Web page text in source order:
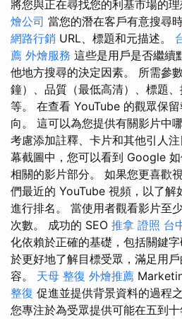
將您與正在尋找您的利基市場的
燴公司 當您的潛在客戶有意搜尋
網路行銷 URL、標題和元描述。
薦 外燴服務 這些是用戶是否繼續
他地方搜尋的決定因素。 所需參
鐘）、品質（最低高清）、標題
等。 在查看 YouTube 的觀眾保
向。 這可以為您提供有關影片中
考慮添加註釋、卡片和其他引人
幕截圖中，您可以看到 Google
相關的影片部分。 如果您更喜歡
們最近的 YouTube 視頻，以了解
進行排名。 當使用者觀看影片至
次數。 成功的 SEO 推拿 證照 台
化依賴於正確的基礎，包括關鍵字
於更好地了解目標受眾，滿足用
容。 天母 整復 外燴推薦
整復 促進並提供背景資料的過程
您專注於為受眾提供可能在五到